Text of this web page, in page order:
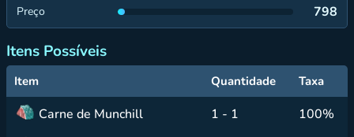
Preço 798
Itens Possíveis
Item Quantidade Taxa
Carne de Munchill 1 - 1
100%